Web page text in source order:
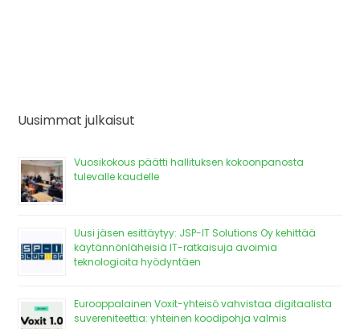
Uusimmat julkaisut
Vuosikokous päätti hallituksen kokoonpanosta
tulevalle kaudelle
Uusi jäsen esittäytyy: JSP-IT Solutions Oy kehittää
käytännönläheisiä IT-ratkaisuja avoimia
teknologioita hyödyntäen
Eurooppalainen Voxit-yhteisö vahvistaa digitaalista
suvereniteettia: yhteinen koodipohja valmis